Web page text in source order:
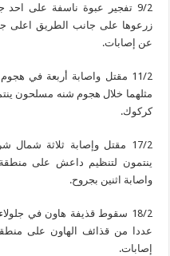
9/2 تفجير عبوة ناسفة على
زرعوها على جانب الطريق اعلى
عن إصابات.
11/2 مقتل واصابة أربعة في
مثلهما خلال هجوم شنه مسلحون
كركوك.
17/2 مقتل وإصابة ثلاثة
ينتمون لتنظيم داعش على
واصابة اثنين بجروح.
18/2 سقوط قذيفة هاون في
عددا من قذائف الهاون على
إصابات.